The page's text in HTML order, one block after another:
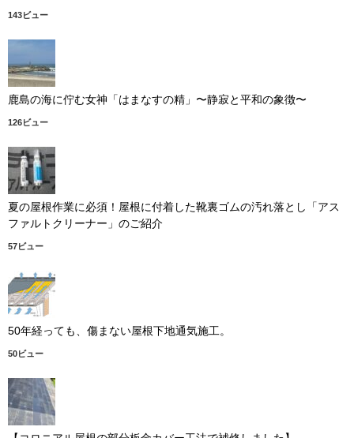
143ビュー
鹿島の海に佇む女神「はまなすの精」〜静寂と平和の象徴〜
126ビュー
夏の屋根作業に必須！屋根に付着した靴裏ゴムの汚れ落とし「アス
ファルトクリーナー」のご紹介
57ビュー
50年経っても、傷まない屋根下地通気施工。
50ビュー